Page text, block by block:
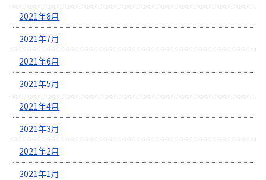
2021年8月
2021年7月
2021年6月
2021年5月
2021年4月
2021年3月
2021年2月
2021年1月